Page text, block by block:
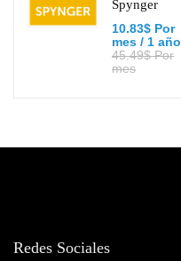
Spynger
10.83$ Por
mes / 1 año
45.49$ Por
mes
Redes Sociales